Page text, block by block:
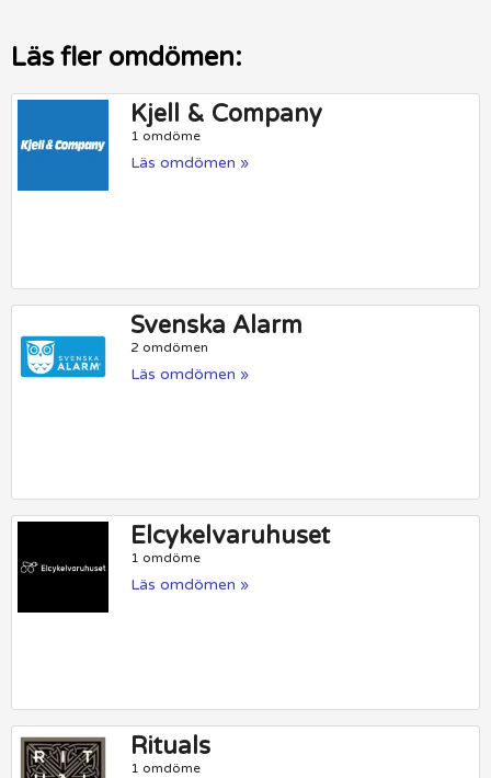
Läs fler omdömen:
Kjell & Company
1 omdöme
Läs omdömen »
Svenska Alarm
2 omdömen
Läs omdömen »
Elcykelvaruhuset
1 omdöme
Läs omdömen »
Rituals
1 omdöme